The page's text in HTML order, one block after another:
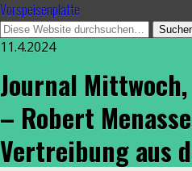
Vorspeisenplatte
11.4.2024
Journal
– Robert
Vertreibung aus